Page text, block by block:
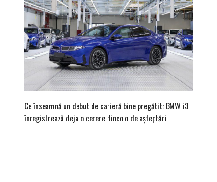
Ce înseamnă un debut de carieră bine pregătit: BMW i3
înregistrează deja o cerere dincolo de așteptări